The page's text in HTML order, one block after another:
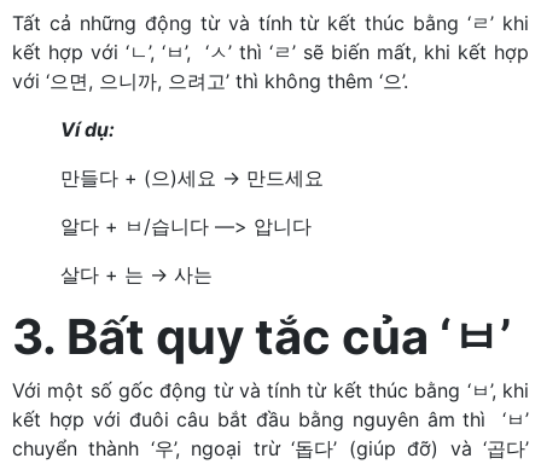
Tất cả những động từ và tính từ kết thúc bằng ‘ㄹ’ khi
kết hợp với ‘ㄴ’, ‘ㅂ’, ‘ㅅ’ thì ‘ㄹ’ sẽ biến mất, khi kết hợp
với ‘으면, 으니까, 으려고’ thì không thêm ‘으’.
Ví dụ:
만들다 + (으)세요 → 만드세요
알다 + ㅂ/습니다 —> 압니다
살다 + 는 → 사는
3. Bất quy tắc của ‘ㅂ’
Với một số gốc động từ và tính từ kết thúc bằng ‘ㅂ’, khi
kết hợp với đuôi câu bắt đầu bằng nguyên âm thì ‘ㅂ’
chuyển thành ‘우’, ngoại trừ ‘돕다’ (giúp đỡ) và ‘곱다’